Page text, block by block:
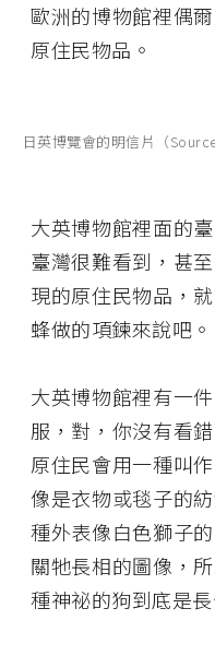
歐洲的博物館裡偶
原住民物品。
日英博覽會的明信片（
大英博物館裡面的
臺灣很難看到，甚
現的原住民物品，
蜂做的項鍊來說吧。
大英博物館裡有一
服，對，你沒有看
原住民會用一種叫
像是衣物或毯子的
種外表像白色獅子
關牠長相的圖像，
種神祕的狗到底是